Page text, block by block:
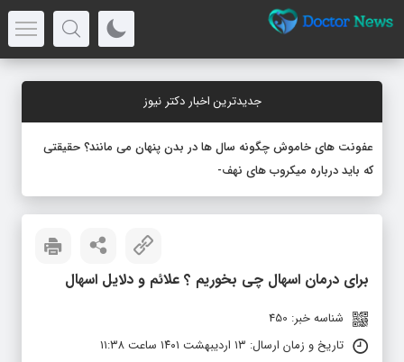
جدیدترین اخبار دکتر نیوز
عفونت های خاموش چگونه سال ها در بدن پنهان می مانند؟ حقیقتی
که باید درباره میکروب های نهفته بدانید
برای درمان اسهال چی بخوریم ؟ علائم و دلایل اسهال
شناسه خبر: 450
تاریخ و زمان ارسال: ۱۳ اردیبهشت ۱۴۰۱ ساعت ۱۱:۳۸